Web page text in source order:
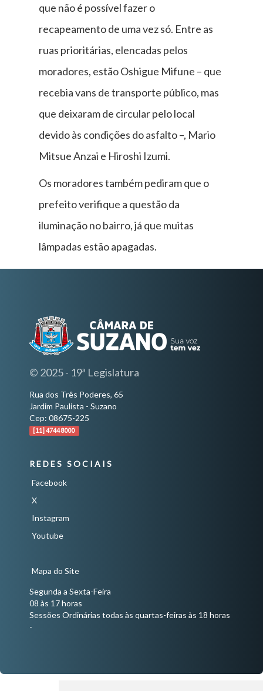
que não é possível fazer o
recapeamento de uma vez só. Entre as
ruas prioritárias, elencadas pelos
moradores, estão Oshigue Mifune – que
recebia vans de transporte público, mas
que deixaram de circular pelo local
devido às condições do asfalto –, Mario
Mitsue Anzai e Hiroshi Izumi.
Os moradores também pediram que o
prefeito verifique a questão da
iluminação no bairro, já que muitas
lâmpadas estão apagadas.
© 2025 - 19ª Legislatura
Rua dos Três Poderes, 65
Jardim Paulista - Suzano
Cep: 08675-225
[11] 4744 8000
REDES SOCIAIS
Facebook
X
Instagram
Youtube
Mapa do Site
Segunda a Sexta-Feira
08 às 17 horas
Sessões Ordinárias todas às quartas-feiras às 18 horas
-